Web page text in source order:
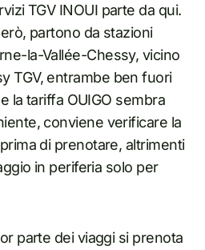
TGV INOUI parte da qui.
partono da stazioni
la-Vallée-Chessy, vicino
TGV, entrambe ben fuori
la tariffa OUIGO sembra
conviene verificare la
di prenotare, altrimenti
in periferia solo per
parte dei viaggi si prenota